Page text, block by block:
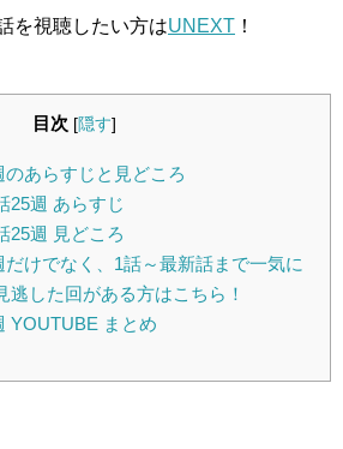
を視聴したい方はUNEXT ！
目次 [隠す]
のあらすじと見どころ
25週 あらすじ
25週 見どころ
だけでなく、1話～最新話まで一気に
逃した回がある方はこちら！
YOUTUBE まとめ